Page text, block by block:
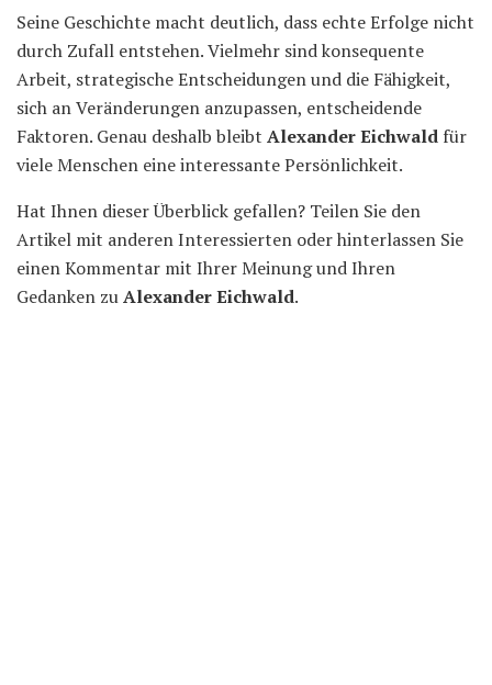
Seine Geschichte macht deutlich, dass echte Erfolge nicht
durch Zufall entstehen. Vielmehr sind konsequente
Arbeit, strategische Entscheidungen und die Fähigkeit,
sich an Veränderungen anzupassen, entscheidende
Faktoren. Genau deshalb bleibt Alexander Eichwald für
viele Menschen eine interessante Persönlichkeit.
Hat Ihnen dieser Überblick gefallen? Teilen Sie den
Artikel mit anderen Interessierten oder hinterlassen Sie
einen Kommentar mit Ihrer Meinung und Ihren
Gedanken zuAlexander Eichwald.